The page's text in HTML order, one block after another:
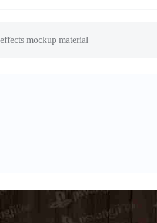
mockup material